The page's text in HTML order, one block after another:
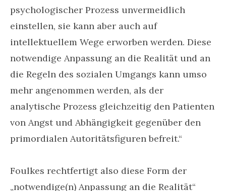
psychologischer Prozess unvermeidlich
einstellen, sie kann aber auch auf
intellektuellem Wege erworben werden. Diese
notwendige Anpassung an die Realität und an
die Regeln des sozialen Umgangs kann umso
mehr angenommen werden, als der
analytische Prozess gleichzeitig den Patienten
von Angst und Abhängigkeit gegenüber den
primordialen Autoritätsfiguren befreit.“
Foulkes rechtfertigt also diese Form der
„notwendige(n) Anpassung an die Realität“